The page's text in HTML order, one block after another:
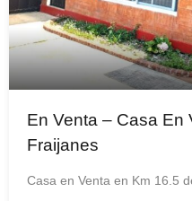
En Venta – Casa En
Fraijanes
Casa en Venta en Km 16.5